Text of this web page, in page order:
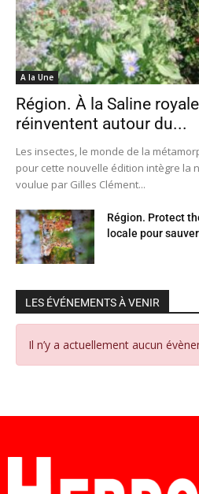
A la Une
Région. À la Saline
réinventent autour du...
Les insectes, le monde de la
pour cette nouvelle édition intègre la
voulue par Gilles Clément...
Région. Protect
locale pour
LES ÉVÉNEMENTS À VENIR
Il n’y a actuellement aucun